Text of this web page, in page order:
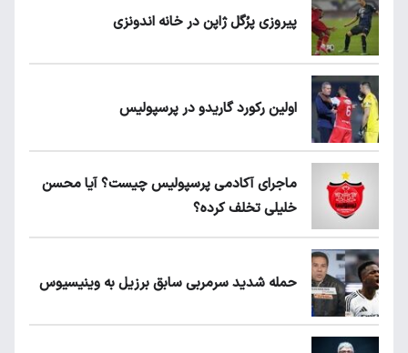
پیروزی پرُگل ژاپن در خانه اندونزی
اولین رکورد گاریدو در پرسپولیس
ماجرای آکادمی پرسپولیس چیست؟ آیا محسن
خلیلی تخلف کرده؟
حمله شدید سرمربی سابق برزیل به وینیسیوس